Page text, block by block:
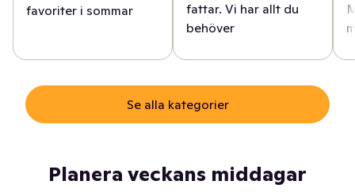
favoriter i sommar
fattar. Vi har allt du
behöver
Se alla kategorier
Planera veckans middagar